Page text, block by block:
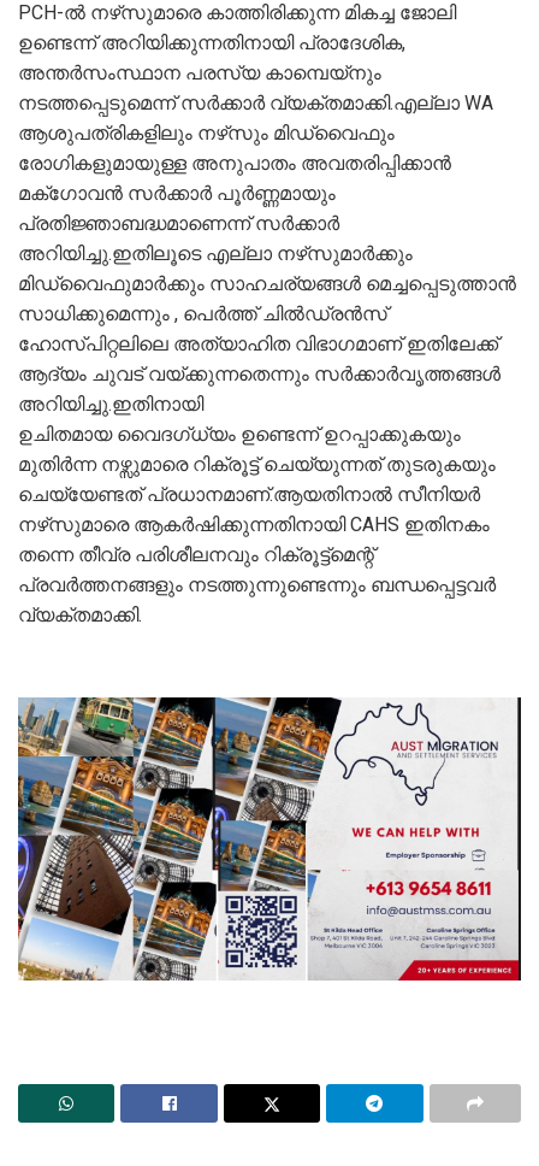
PCH-ൽ നഴ്‌സുമാരെ കാത്തിരിക്കുന്ന മികച്ച ജോലി
ഉണ്ടെന്ന് അറിയിക്കുന്നതിനായി പ്രാദേശിക,
അന്തർസംസ്ഥാന പരസ്യ കാമ്പെയ്‌നും
നടത്തപ്പെടുമെന്ന് സർക്കാർ വ്യക്തമാക്കി.എല്ലാ WA
ആശുപത്രികളിലും നഴ്‌സും മിഡ്‌വൈഫും
രോഗികളുമായുള്ള അനുപാതം അവതരിപ്പിക്കാൻ
മക്‌ഗോവൻ സർക്കാർ പൂർണ്ണമായും
പ്രതിജ്ഞാബദ്ധമാണെന്ന് സർക്കാർ
അറിയിച്ചു.ഇതിലൂടെ എല്ലാ നഴ്‌സുമാർക്കും
മിഡ്‌വൈഫുമാർക്കും സാഹചര്യങ്ങൾ മെച്ചപ്പെടുത്താൻ
സാധിക്കുമെന്നും , പെർത്ത് ചിൽഡ്രൻസ്
ഹോസ്പിറ്റലിലെ അത്യാഹിത വിഭാഗമാണ് ഇതിലേക്ക്
ആദ്യം ചുവട് വയ്ക്കുന്നതെന്നും സർക്കാർവൃത്തങ്ങൾ
അറിയിച്ചു.ഇതിനായി
ഉചിതമായ വൈദഗ്ധ്യം ഉണ്ടെന്ന് ഉറപ്പാക്കുകയും
മുതിർന്ന നഴ്സുമാരെ റിക്രൂട്ട് ചെയ്യുന്നത് തുടരുകയും
ചെയ്യേണ്ടത് പ്രധാനമാണ്.ആയതിനാൽ സീനിയർ
നഴ്‌സുമാരെ ആകർഷിക്കുന്നതിനായി CAHS ഇതിനകം
തന്നെ തീവ്ര പരിശീലനവും റിക്രൂട്ട്‌മെന്റ്
പ്രവർത്തനങ്ങളും നടത്തുന്നുണ്ടെന്നും ബന്ധപ്പെട്ടവർ
വ്യക്തമാക്കി.